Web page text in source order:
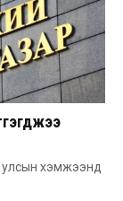
улсын хэмжээнд